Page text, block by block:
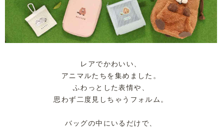
レアでかわいい、
アニマルたちを集めました。
ふわっとした表情や、
思わず二度見しちゃうフォルム。
バッグの中にいるだけで、